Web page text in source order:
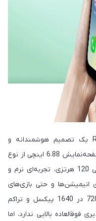
شیائومی در بخش نمایشگر Redmi A5 یک تصمیم هوشمندانه و
کاربردی گرفته است. این گوشی به یک صفحه‌نمایش 6.88 اینچی از نوع
IPS LCD مجهز شده که با نرخ بروزرسانی 120 هرتزی، تجربه‌ای نرم و
انیمیشن‌ها و حتی بازی‌های
روزمره ارائه می‌دهد. هرچند رزولوشن 720 در 1640 پیکسل و تراکم
فوقالعاده بالایی ندارد، اما